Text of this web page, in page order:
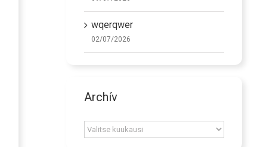
wqerqwer
02/07/2026
Archív
Archív